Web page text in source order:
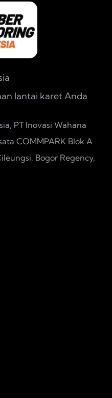
lantai karet Anda
PT Inovasi Wahana
COMMPARK Blok A
Bogor Regency,